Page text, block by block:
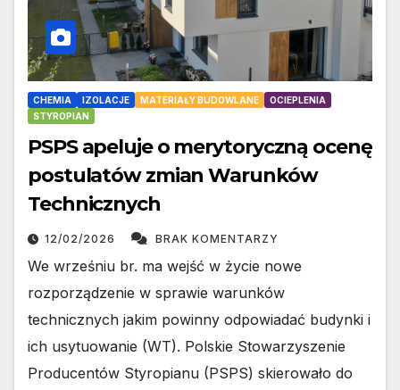
CHEMIA IZOLACJE MATERIAŁY BUDOWLANE
OCIEPLENIA
STYROPIAN
PSPS apeluje o merytoryczną ocenę
postulatów zmian Warunków
Technicznych
12/02/2026 BRAK KOMENTARZY
We wrześniu br. ma wejść w życie nowe
rozporządzenie w sprawie warunków
technicznych jakim powinny odpowiadać budynki i
ich usytuowanie (WT). Polskie Stowarzyszenie
Producentów Styropianu (PSPS) skierowało do